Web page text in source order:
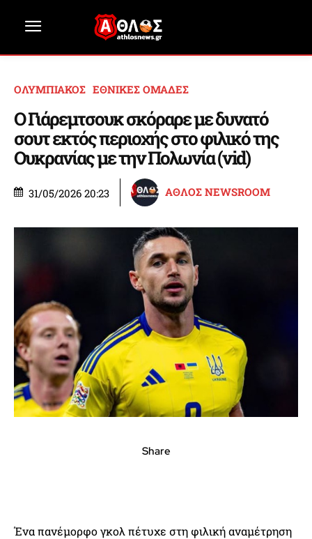
ΟΛΥΜΠΙΑΚΟΣ ΕΘΝΙΚΕΣ ΟΜΑΔΕΣ
Ο Γιάρεμτσουκ σκόραρε με δυνατό
σουτ εκτός περιοχής στο φιλικό της
Ουκρανίας με την Πολωνία (vid)
31/05/2026 20:23 ΑΘΛΟΣ NEWSROOM
Share
Ένα πανέμορφο γκολ πέτυχε στη φιλική αναμέτρηση